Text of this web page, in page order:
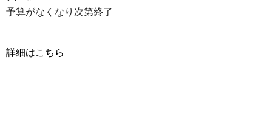
予算がなくなり次第終了
詳細はこちら